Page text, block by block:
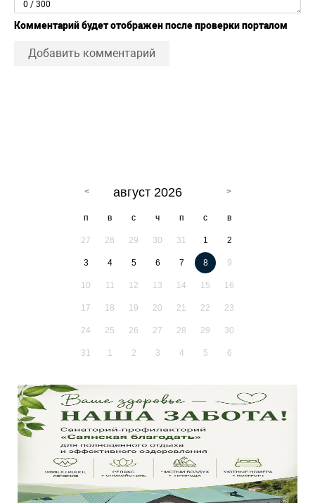
0 / 300
Комментарий будет отображен после проверки порталом
Добавить комментарий
август 2026
п в с ч п с в
27 28 29 30 31 1 2
3 4 5 6 7 8 9
10 11 12 13 14 15 16
17 18 19 20 21 22 23
24 25 26 27 28 29 30
31 1 2 3 4 5 6